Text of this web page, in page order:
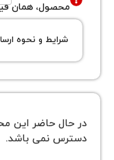
همان قیمت تمام شده
و نحوه ارسال
حاضر این محصول در
نمی باشد.